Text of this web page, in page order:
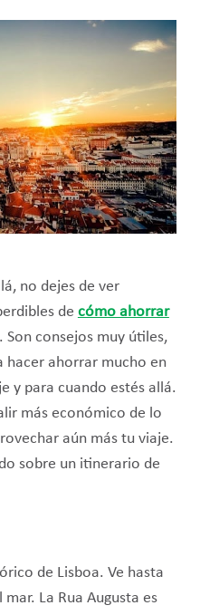
no dejes de ver
de cómo ahorrar
Son consejos muy útiles,
hacer ahorrar mucho en
y para cuando estés allá.
más económico de lo
aún más tu viaje.
sobre un itinerario de
de Lisboa. Ve hasta
La Rua Augusta es